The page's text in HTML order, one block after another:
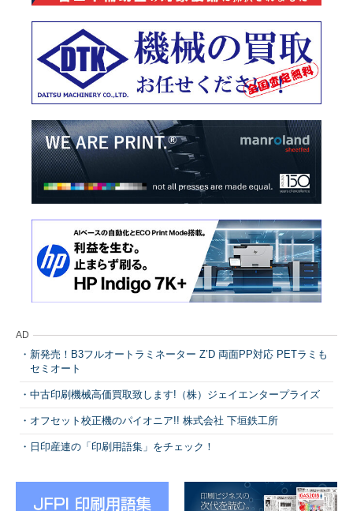
AD
新発売！B3フルオートラミネーター Z’D 両面PP対応 PETラミも
セミオート
中古印刷機械高価買取致します!（株）ジェイエンタープライズ
オフセット校正機のパイオニア!! 株式会社 下垣鉄工所
日印産連の「印刷用語集」をチェック！